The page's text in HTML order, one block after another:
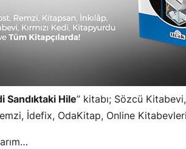
Sandıktaki Hile” kitabı; Sözcü
İdefix, OdaKitap, Online